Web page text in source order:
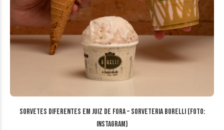
Sorvetes diferentes em Juiz de Fora – Sorveteria Borelli (Foto:
Instagram)